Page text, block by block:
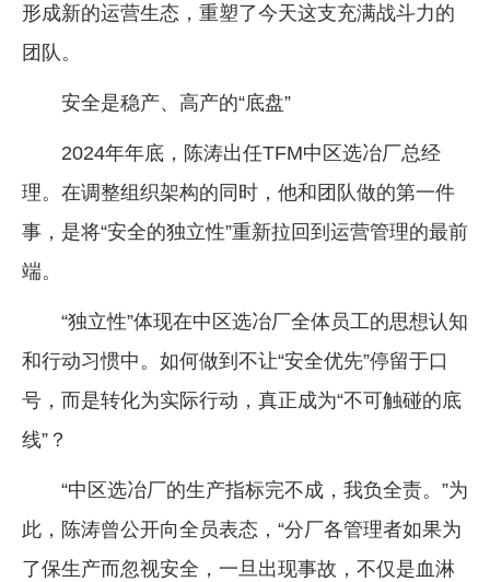
形成新的运营生态，重塑了今天这支充满战斗力的
团队。
安全是稳产、高产的“底盘”
2024年年底，陈涛出任TFM中区选冶厂总经
理。在调整组织架构的同时，他和团队做的第一件
事，是将“安全的独立性”重新拉回到运营管理的最前
端。
“独立性”体现在中区选冶厂全体员工的思想认知
和行动习惯中。如何做到不让“安全优先”停留于口
号，而是转化为实际行动，真正成为“不可触碰的底
线”？
“中区选冶厂的生产指标完不成，我负全责。”为
此，陈涛曾公开向全员表态，“分厂各管理者如果为
了保生产而忽视安全，一旦出现事故，不仅是血淋